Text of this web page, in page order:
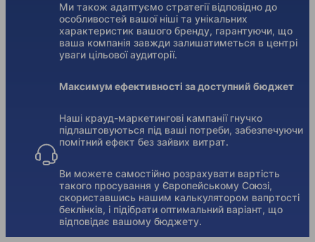
Ми також адаптуємо стратегії відповідно до
особливостей вашої ніші та унікальних
характеристик вашого бренду, гарантуючи, що
ваша компанія завжди залишатиметься в центрі
уваги цільової аудиторії.
Максимум ефективності за доступний бюджет
Наші крауд-маркетингові кампанії гнучко
підлаштовуються під ваші потреби, забезпечуючи
помітний ефект без зайвих витрат.
Ви можете самостійно розрахувати вартість
такого просування у Європейському Союзі,
скориставшись нашим калькулятором вапртості
беклінків, і підібрати оптимальний варіант, що
відповідає вашому бюджету.